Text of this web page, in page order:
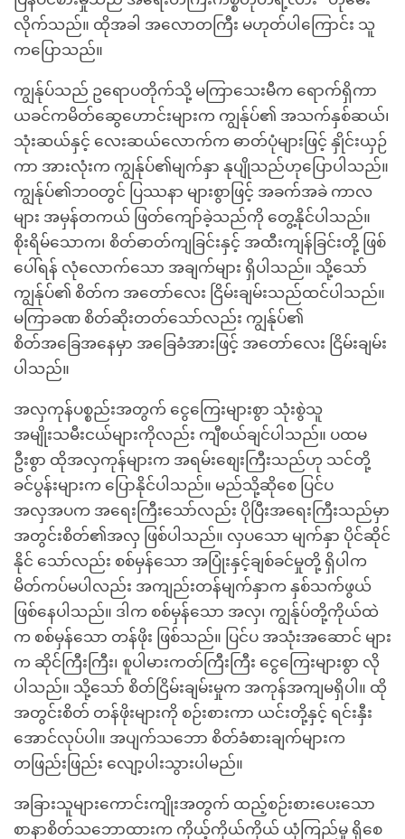
လိုက်သည်။ ထိုအခါ အလောတကြီး မဟုတ်ပါကြောင်း သူ
ကပြောသည်။
ကျွန်ုပ်သည် ဥရောပတိုက်သို့ မကြာသေးမီက ရောက်ရှိကာ
ယခင်ကမိတ်ဆွေဟောင်းများက ကျွန်ုပ်၏ အသက်နှစ်ဆယ်၊
သုံးဆယ်နှင့် လေးဆယ်လောက်က ဓာတ်ပုံများဖြင့် နှိုင်းယှဉ်
ကာ အားလုံးက ကျွန်ုပ်၏မျက်နှာ နုပျိုသည်ဟုပြောပါသည်။
ကျွန်ုပ်၏ဘဝတွင် ပြဿနာ များစွာဖြင့် အခက်အခဲ ကာလ
များ အမှန်တကယ် ဖြတ်ကျော်ခဲ့သည်ကို တွေ့နိုင်ပါသည်။
စိုးရိမ်သောက၊ စိတ်ဓာတ်ကျခြင်းနှင့် အထီးကျန်ခြင်းတို့ ဖြစ်
ပေါ်ရန် လုံလောက်သော အချက်များ ရှိပါသည်။ သို့သော်
ကျွန်ုပ်၏ စိတ်က အတော်လေး ငြိမ်းချမ်းသည်ထင်ပါသည်။
မကြာခဏ စိတ်ဆိုးတတ်သော်လည်း ကျွန်ုပ်၏
စိတ်အခြေအနေမှာ အခြေခံအားဖြင့် အတော်လေး ငြိမ်းချမ်း
ပါသည်။
အလှကုန်ပစ္စည်းအတွက် ငွေကြေးများစွာ သုံးစွဲသူ
အမျိုးသမီးငယ်များကိုလည်း ကျီစယ်ချင်ပါသည်။ ပထမ
ဦးစွာ ထိုအလှကုန်များက အရမ်းစျေးကြီးသည်ဟု သင်တို့
ခင်ပွန်းများက ပြောနိုင်ပါသည်။ မည်သို့ဆိုစေ ပြင်ပ
အလှအပက အရေးကြီးသော်လည်း ပိုပြီးအရေးကြီးသည်မှာ
အတွင်းစိတ်၏အလှ ဖြစ်ပါသည်။ လှပသော မျက်နှာ ပိုင်ဆိုင်
နိုင် သော်လည်း စစ်မှန်သော အပြုံးနှင့်ချစ်ခင်မှုတို့ ရှိပါက
မိတ်ကပ်မပါလည်း အကျည်းတန်မျက်နှာက နှစ်သက်ဖွယ်
ဖြစ်နေပါသည်။ ဒါက စစ်မှန်သော အလှ၊ ကျွန်ုပ်တို့ကိုယ်ထဲ
က စစ်မှန်သော တန်ဖိုး ဖြစ်သည်။ ပြင်ပ အသုံးအဆောင် များ
က ဆိုင်ကြီးကြီး၊ စူပါမားကတ်ကြီးကြီး ငွေကြေးများစွာ လို
ပါသည်။ သို့သော် စိတ်ငြိမ်းချမ်းမှုက အကုန်အကျမရှိပါ။ ထို
အတွင်းစိတ် တန်ဖိုးများကို စဉ်းစားကာ ယင်းတို့နှင့် ရင်းနှီး
အောင်လုပ်ပါ။ အပျက်သဘော စိတ်ခံစားချက်များက
တဖြည်းဖြည်း လျော့ပါးသွားပါမည်။
အခြားသူများကောင်းကျိုးအတွက် ထည့်စဉ်းစားပေးသော
စာနာစိတ်သဘောထားက ကိုယ့်ကိုယ်ကိုယ် ယုံကြည်မှု ရှိစေ